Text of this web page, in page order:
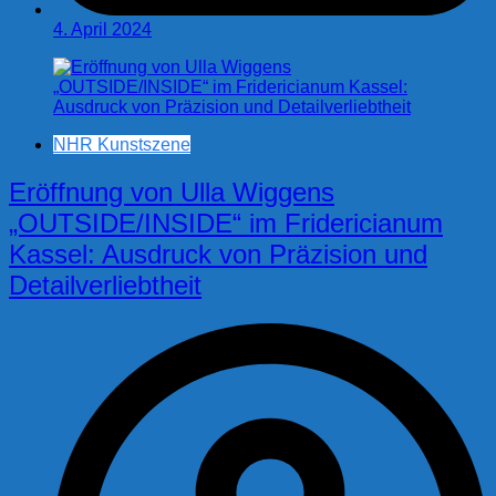
4. April 2024
NHR Kunstszene
Eröffnung von Ulla Wiggens
„OUTSIDE/INSIDE“ im Fridericianum
Kassel: Ausdruck von Präzision und
Detailverliebtheit